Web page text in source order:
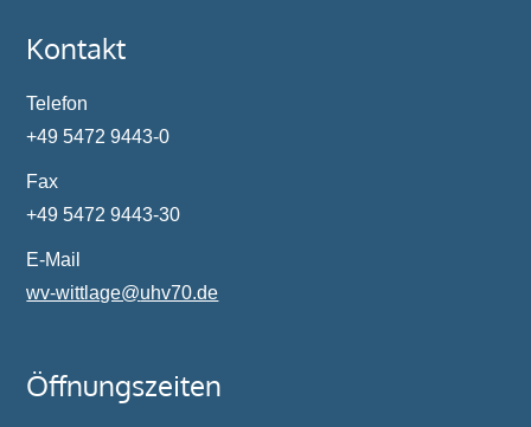
Kontakt
Telefon
+49 5472 9443-0
Fax
+49 5472 9443-30
E-Mail
wv-wittlage@uhv70.de
Öffnungszeiten